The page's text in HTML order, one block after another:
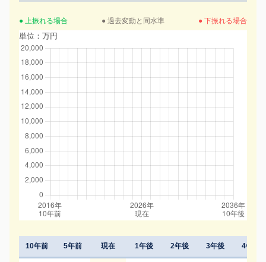
● 上振れる場合 ● 過去変動と同水準 ● 下振れる場合
単位：万円
10年前 5年前 現在 1年後 2年後 3年後 4年後